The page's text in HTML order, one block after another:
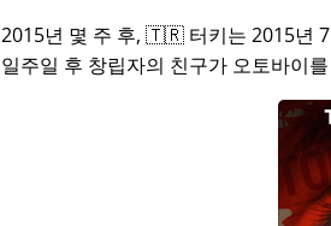
2015년 몇 주 후, 🇹🇷 터키는 2015년 7
일주일 후 창립자의 친구가 오토바이